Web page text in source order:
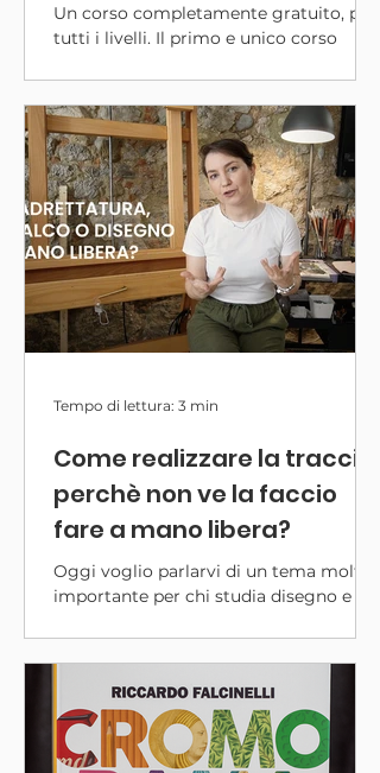
Un corso completamente gratuito, per
tutti i livelli. Il primo e unico corso
realistico a matita. Un regalo a tutti gli
studenti e una sorta di "corso di prova"
per i nuovi allievi che vogliono
conoscere il mio metodo e imparare
questa fantastica tecnica.
Come realizzare la traccia:
perchè non ve la faccio
fare a mano libera?
Oggi voglio parlarvi di un tema molto
importante per chi studia disegno e
fotografia, disegno dal vero e i metodi
per riportare correttamente
un’immagine sul foglio. Spesso mi
chiedete perché nei nostri esercizi
usiamo la quadrettatura o il ricalco,
Tempo di lettura: 3 min